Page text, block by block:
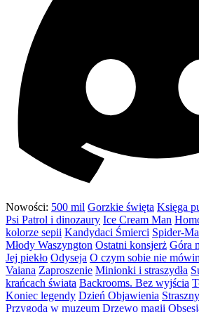
Nowości: 500 mil Gorzkie święta Księga
Psi Patrol i dinozaury Ice Cream Man
kolorze sepii Kandydaci Śmierci Spider-
Młody Waszyngton Ostatni konsjerż Góra
Jej piekło Odyseja O czym sobie nie
Vaiana Zaproszenie Minionki i straszydła
krańcach świata Backrooms. Bez wyjścia
Koniec legendy Dzień Objawienia
Przygoda w muzeum Drzewo magii